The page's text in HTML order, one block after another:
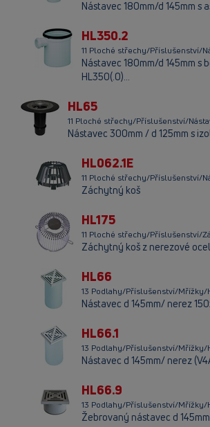
Nástavec 180mm/d 145mm s
HL350.2
11 Ploché střechy/Příslušenství/
Nástavec 180mm/d 145mm s
HL350(.0)...
HL65
11 Ploché střechy/Příslušenství/
Nástavec 300mm / d 125mm s
HL062.1E
11 Ploché střechy/Příslušenství/
Záchytný koš
HL175
11 Ploché střechy/Příslušenství/
Záchytný koš z nerezové
HL66
13 Podlahy/Příslušenství/Mřížky/
Nástavec d 145mm/ nerez
HL66.1
13 Podlahy/Příslušenství/Mřížky/
Nástavec d 145mm/ nerez
HL66.9
13 Podlahy/Příslušenství/
Žebrovaný nástavec d